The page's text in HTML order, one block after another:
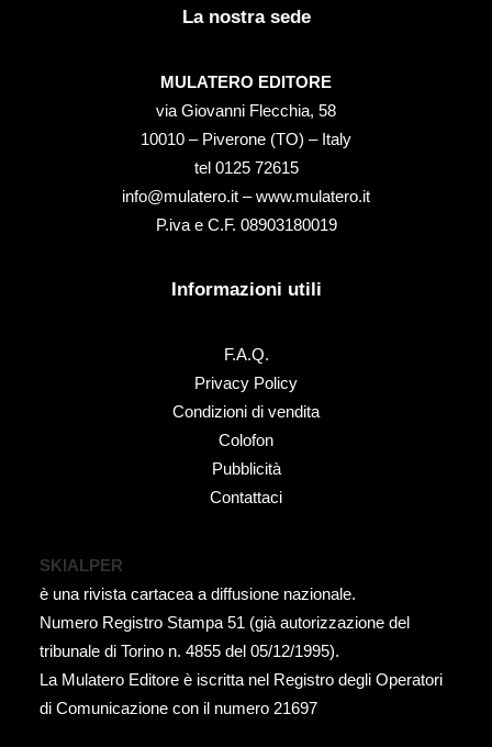
La nostra sede
MULATERO EDITORE
via Giovanni Flecchia, 58
10010 – Piverone (TO) – Italy
tel ‭0125 72615‬
info@mulatero.it –www.mulatero.it
P.iva e C.F. 08903180019
Informazioni utili
F.A.Q.
Privacy Policy
Condizioni di vendita
Colofon
Pubblicità
Contattaci
SKIALPER
è una rivista cartacea a diffusione nazionale.
Numero Registro Stampa 51 (già autorizzazione del
tribunale di Torino n. 4855 del 05/12/1995).
La Mulatero Editore è iscritta nel Registro degli Operatori
di Comunicazione con il numero 21697